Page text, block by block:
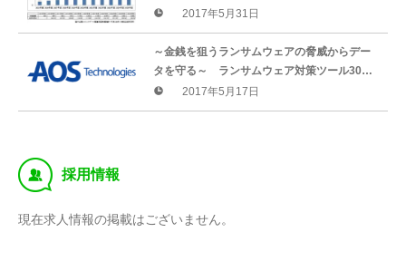
機能を搭載！「AOSBOX Intelligent」を提供
開始
2017年5月31日
～金銭を狙うランサムウェアの脅威からデー
タを守る～ ランサムウェア対策ツール30日
無償版を提供
2017年5月17日
‰ 採用情報
現在求人情報の掲載はございません。